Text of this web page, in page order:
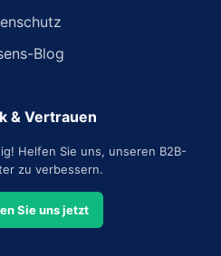
Blog
& Vertrauen
Helfen Sie uns, unseren B2B-
zu verbessern.
Sie uns jetzt